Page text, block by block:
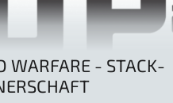
WARFARE - STACK-